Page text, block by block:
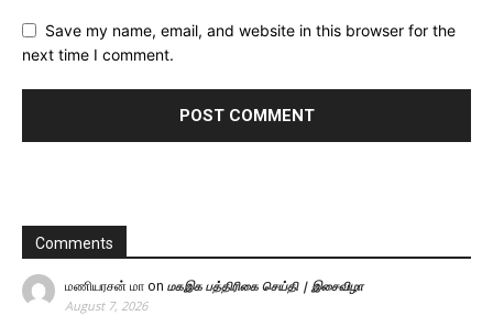
Save my name, email, and website in this browser for the
next time I comment.
Comments
மணியரசன் மா on மகஇக பத்திரிகை செய்தி | இசைவிழா
August 7, 2026